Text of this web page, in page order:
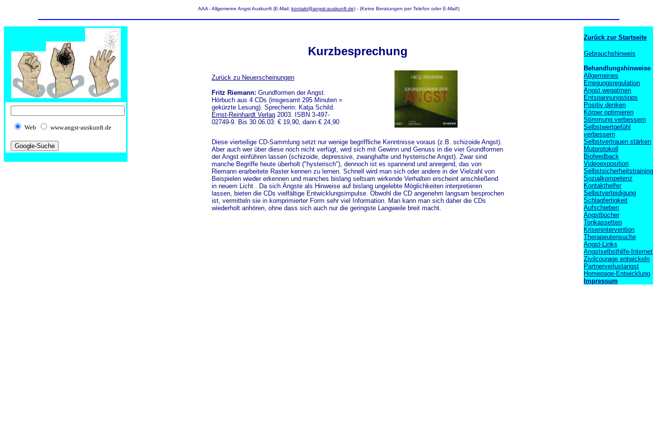
AAA - Allgemeine Angst Auskunft (E-Mail: kontakt@angst-auskunft.de) - (Keine Beratungen per Telefon oder E-Mail!)
Web www.angst-auskunft.de
Kurzbesprechung
Zurück zu Neuerscheinungen
Fritz Riemann: Grundformen der Angst.
Hörbuch aus 4 CDs (insgesamt 295 Minuten =
gekürzte Lesung). Sprecherin: Katja Schild.
Ernst-Reinhardt Verlag 2003. ISBN 3-497-
02749-9. Bis 30.06.03: € 19,90, dann € 24,90
Diese vierteilige CD-Sammlung setzt nur wenige begriffliche Kenntnisse voraus (z.B. schizoide Angst).
Aber auch wer über diese noch nicht verfügt, wird sich mit Gewinn und Genuss in die vier Grundformen
der Angst einführen lassen (schizoide, depressive, zwanghafte und hysterische Angst). Zwar sind
manche Begriffe heute überholt ("hysterisch"), dennoch ist es spannend und anregend, das von
Riemann erarbeitete Raster kennen zu lernen. Schnell wird man sich oder andere in der Vielzahl von
Beispielen wieder erkennen und manches bislang seltsam wirkende Verhalten erscheint anschließend
in neuem Licht . Da sich Ängste als Hinweise auf bislang ungelebte Möglichkeiten interpretieren
lassen, bieten die CDs vielfältige Entwicklungsimpulse. Obwohl die CD angenehm langsam besprochen
ist, vermitteln sie in komprimierter Form sehr viel Information. Man kann man sich daher die CDs
wiederholt anhören, ohne dass sich auch nur die geringste Langweile breit macht.
Zurück zur Startseite
Gebrauchshinweis
Behandlungshinweise
Allgemeines
Erregungsregulation
Angst wegatmen
Entspannungstipps
Positiv denken
Körper optimieren
Stimmung verbessern
Selbstwertgefühl
verbessern
Selbstvertrauen stärken
Mutprotokoll
Biofeedback
Videoexposition
Selbstsicherheitstraining
Sozialkompetenz
Kontakthelfer
Selbstverteidigung
Schlagfertigkeit
Aufschieben
Angstbücher
Tonkassetten
Krisenintervention
Therapeutensuche
Angst-Links
Angstselbsthilfe-Internet
Zivilcourage entwickeln
Partnerverlustangst
Homepage-Entwicklung
Impressum